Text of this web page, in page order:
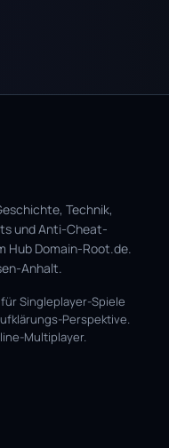
Technik,
und Anti-Cheat-
Hub Domain-Root.de.
Anhalt.
Singleplayer-Spiele
Perspektive.
Multiplayer.